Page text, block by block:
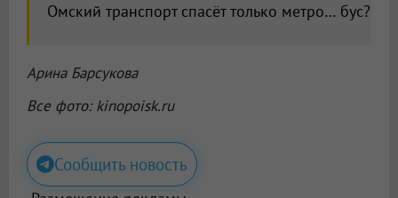
Омский транспорт спасёт только метро… бус?
Арина Барсукова
Все фото: kinopoisk.ru
Сообщить новость